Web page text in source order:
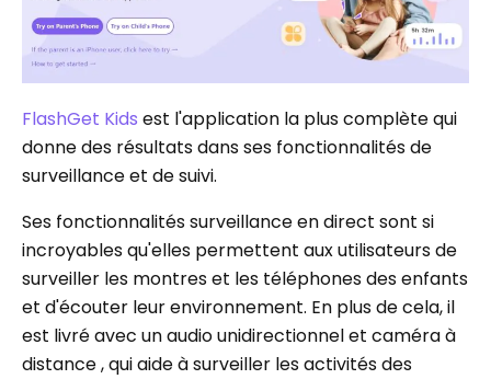
FlashGet Kids est l'application la plus complète qui
donne des résultats dans ses fonctionnalités de
surveillance et de suivi.
Ses fonctionnalités surveillance en direct sont si
incroyables qu'elles permettent aux utilisateurs de
surveiller les montres et les téléphones des enfants
et d'écouter leur environnement. En plus de cela, il
est livré avec un audio unidirectionnel et caméra à
distance , qui aide à surveiller les activités des